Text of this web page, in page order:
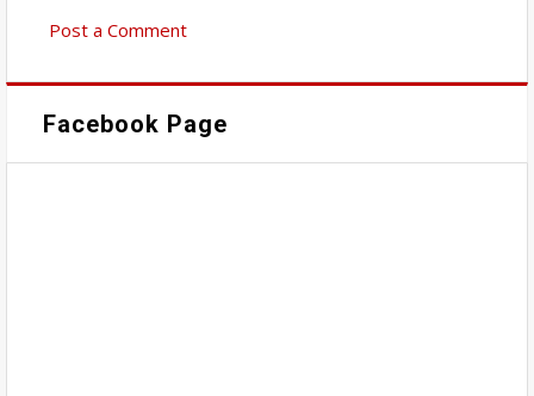
Post a Comment
Facebook Page